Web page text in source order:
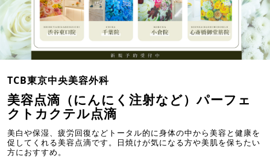
TCB東京中央美容外科
美容点滴（にんにく注射など）パーフェ
クトカクテル点滴
美白や保湿、疲労回復などトータル的に身体の中から美容と健康を
促してくれる美容点滴です。日焼けが気になる方や美肌を保ちたい
方におすすめ。